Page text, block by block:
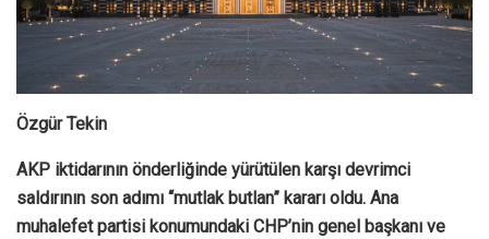
Özgür Tekin
AKP iktidarının önderliğinde yürütülen karşı devrimci
saldırının son adımı “mutlak butlan” kararı oldu. Ana
muhalefet partisi konumundaki CHP’nin genel başkanı ve